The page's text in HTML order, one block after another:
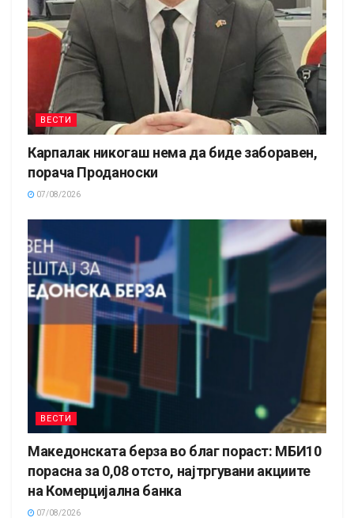
ВЕСТИ
Карпалак никогаш нема да биде заборавен,
порача Проданоски
07/08/2026
ВЕСТИ
Македонската берза во благ пораст: МБИ10
порасна за 0,08 отсто, најтргувани акциите
на Комерцијална банка
07/08/2026